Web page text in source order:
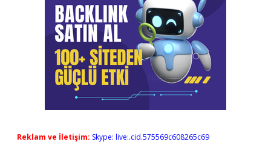
Reklam ve İletişim: Skype: live:.cid.575569c608265c69